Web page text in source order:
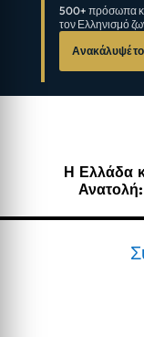
500+ πρόσωπα
τον Ελληνισμό
Ανακάλυψέ
Η Ελλάδα